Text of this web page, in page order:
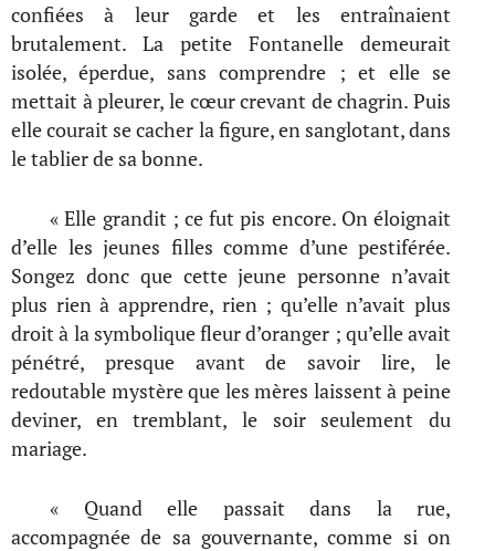
confiées à leur garde et les entraînaient
brutalement. La petite Fontanelle demeurait
isolée, éperdue, sans comprendre ; et elle se
mettait à pleurer, le cœur crevant de chagrin. Puis
elle courait se cacher la figure, en sanglotant, dans
le tablier de sa bonne.
« Elle grandit ; ce fut pis encore. On éloignait
d’elle les jeunes filles comme d’une pestiférée.
Songez donc que cette jeune personne n’avait
plus rien à apprendre, rien ; qu’elle n’avait plus
droit à la symbolique fleur d’oranger ; qu’elle avait
pénétré, presque avant de savoir lire, le
redoutable mystère que les mères laissent à peine
deviner, en tremblant, le soir seulement du
mariage.
« Quand elle passait dans la rue,
accompagnée de sa gouvernante, comme si on